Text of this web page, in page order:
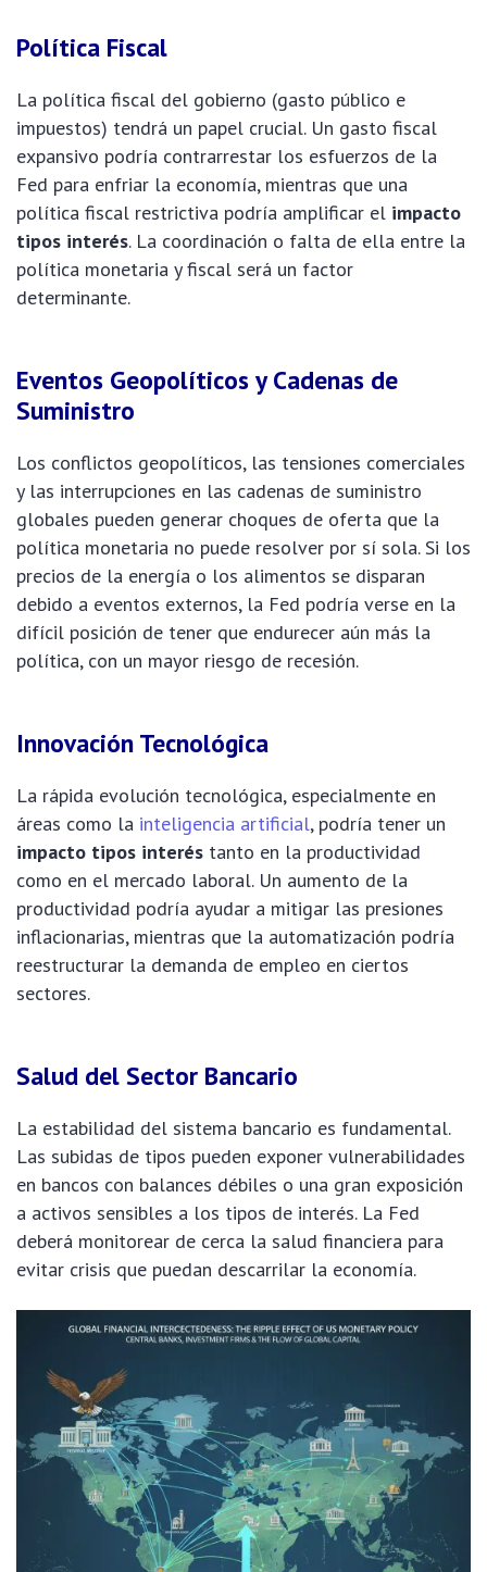
Política Fiscal
La política fiscal del gobierno (gasto público e
impuestos) tendrá un papel crucial. Un gasto fiscal
expansivo podría contrarrestar los esfuerzos de la
Fed para enfriar la economía, mientras que una
política fiscal restrictiva podría amplificar el impacto
tipos interés. La coordinación o falta de ella entre la
política monetaria y fiscal será un factor
determinante.
Eventos Geopolíticos y Cadenas de
Suministro
Los conflictos geopolíticos, las tensiones comerciales
y las interrupciones en las cadenas de suministro
globales pueden generar choques de oferta que la
política monetaria no puede resolver por sí sola. Si los
precios de la energía o los alimentos se disparan
debido a eventos externos, la Fed podría verse en la
difícil posición de tener que endurecer aún más la
política, con un mayor riesgo de recesión.
Innovación Tecnológica
La rápida evolución tecnológica, especialmente en
áreas como la inteligencia artificial, podría tener un
impacto tipos interés tanto en la productividad
como en el mercado laboral. Un aumento de la
productividad podría ayudar a mitigar las presiones
inflacionarias, mientras que la automatización podría
reestructurar la demanda de empleo en ciertos
sectores.
Salud del Sector Bancario
La estabilidad del sistema bancario es fundamental.
Las subidas de tipos pueden exponer vulnerabilidades
en bancos con balances débiles o una gran exposición
a activos sensibles a los tipos de interés. La Fed
deberá monitorear de cerca la salud financiera para
evitar crisis que puedan descarrilar la economía.